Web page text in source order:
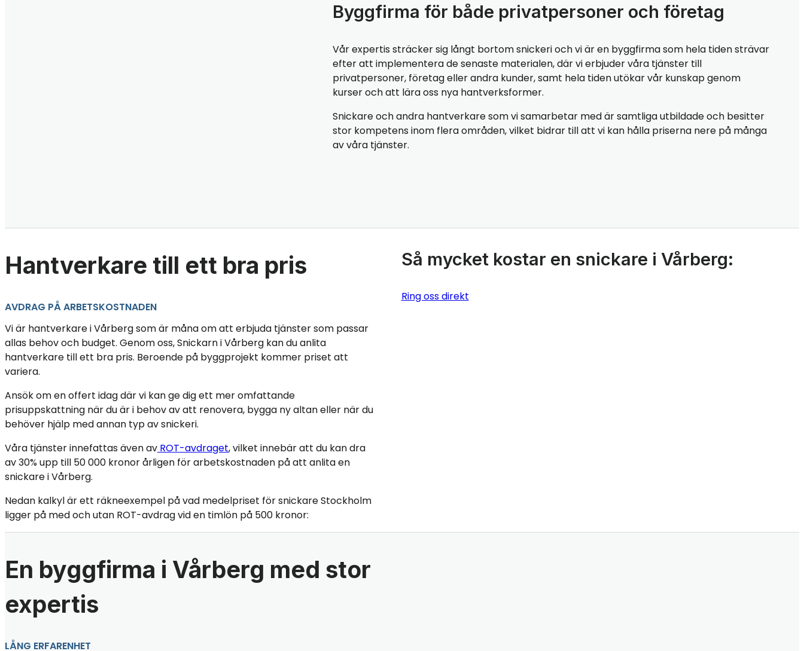
Byggfirma för både privatpersoner och företag
Vår expertis sträcker sig långt bortom snickeri och vi är en byggfirma som hela tiden strävar
efter att implementera de senaste materialen, där vi erbjuder våra tjänster till
privatpersoner, företag eller andra kunder, samt hela tiden utökar vår kunskap genom
kurser och att lära oss nya hantverksformer.
Snickare och andra hantverkare som vi samarbetar med är samtliga utbildade och besitter
stor kompetens inom flera områden, vilket bidrar till att vi kan hålla priserna nere på många
av våra tjänster.
Hantverkare till ett bra pris
AVDRAG PÅ ARBETSKOSTNADEN
Vi är hantverkare i Vårberg som är måna om att erbjuda tjänster som passar
allas behov och budget. Genom oss, Snickarn i Vårberg kan du anlita
hantverkare till ett bra pris. Beroende på byggprojekt kommer priset att
variera.
Ansök om en offert idag där vi kan ge dig ett mer omfattande
prisuppskattning när du är i behov av att renovera, bygga ny altan eller när du
behöver hjälp med annan typ av snickeri.
Våra tjänster innefattas även av ROT-avdraget, vilket innebär att du kan dra
av 30% upp till 50 000 kronor årligen för arbetskostnaden på att anlita en
snickare i Vårberg.
Nedan kalkyl är ett räkneexempel på vad medelpriset för snickare Stockholm
ligger på med och utan ROT-avdrag vid en timlön på 500 kronor:
Så mycket kostar en snickare i Vårberg:
Ring oss direkt
En byggfirma i Vårberg med stor
expertis
LÅNG ERFARENHET